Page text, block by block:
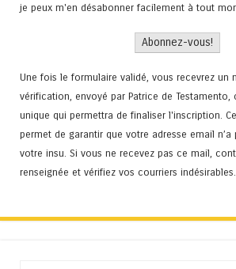
je peux m'en désabonner facilement à tout
Une fois le formulaire validé, vous recevrez un
vérification, envoyé par Patrice de Testamento,
unique qui permettra de finaliser l'inscription.
permet de garantir que votre adresse email n’a
votre insu. Si vous ne recevez pas ce mail,
renseignée et vérifiez vos courriers indésirables.